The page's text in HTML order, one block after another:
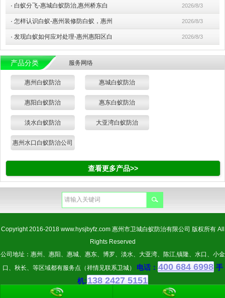
· 白蚁分飞-惠城白蚁防治,惠州桥东白 2026/8/3
· 怎样认识白蚁-惠州装修防白蚁，惠州 2026/8/3
· 发现白蚁如何应对处理-惠州惠阳区白 2026/8/3
产品分类 服务网络
惠州白蚁防治 惠城白蚁防治
惠阳白蚁防治 惠东白蚁防治
淡水白蚁防治 大亚湾白蚁防治
惠州水口白蚁防治公司
查看更多产品>>
Copyright 2016-2018 www.hysjbyfz.com惠州市卫城白蚁防治有限公司 版权所有 All
Rights Reserved
公司地址：惠州、惠阳、惠城、惠东、博罗、淡水、大亚湾、陈江,镇隆、水口、小金
口、秋长、等区域都有服务点（祥情见联系卫城）
电话： 400 684 6998 手
机:138 2427 5151